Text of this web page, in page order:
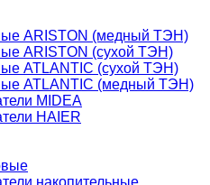
ARISTON (медный ТЭН)
ARISTON (сухой ТЭН)
ATLANTIC (сухой ТЭН)
ATLANTIC (медный ТЭН)
MIDEA
HAIER